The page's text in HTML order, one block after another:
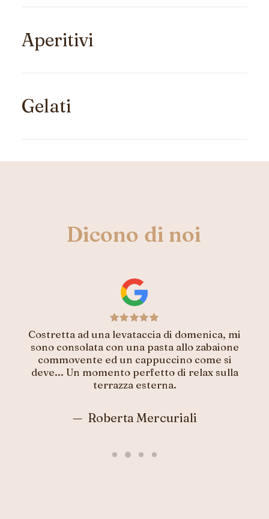
Aperitivi
Gelati
Dicono di noi
Abbiamo fatto fare la torta per il battesimo.
Meravigliosa, buonissima e servizio
impeccabile. Molto gentili e disponibili hanno
soddisfatto ogni nostra richiesta. Consiglio
vivamente
Laura Zavalloni